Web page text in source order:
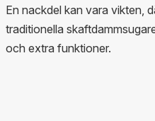
En nackdel kan vara vikten,
traditionella
och extra funktioner.